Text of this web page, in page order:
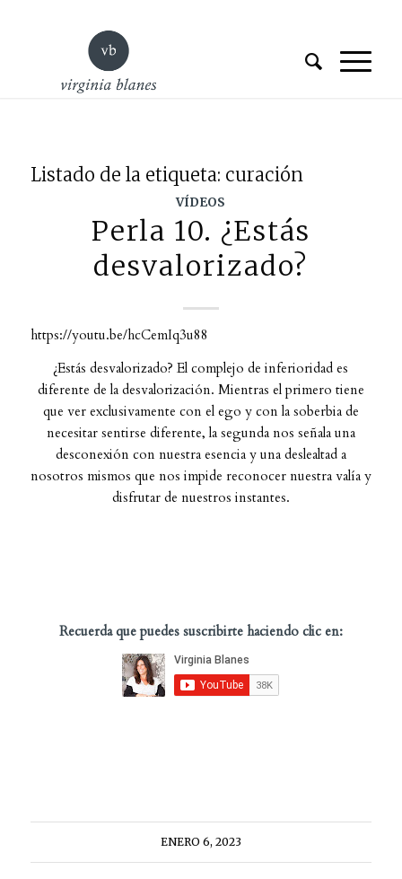
Listado de la etiqueta: curación
VÍDEOS
Perla 10. ¿Estás
desvalorizado?
https://youtu.be/hcCemIq3u88
¿Estás desvalorizado? El complejo de inferioridad es
diferente de la desvalorización. Mientras el primero tiene
que ver exclusivamente con el ego y con la soberbia de
necesitar sentirse diferente, la segunda nos señala una
desconexión con nuestra esencia y una deslealtad a
nosotros mismos que nos impide reconocer nuestra valía y
disfrutar de nuestros instantes.
Recuerda que puedes suscribirte haciendo clic en:
ENERO 6, 2023